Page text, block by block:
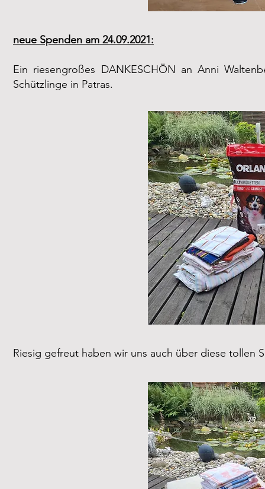
neue Spenden am 24.09.2021:
Ein riesengroßes DANKESCHÖN an Anni
Schützlinge in Patras.
Riesig gefreut haben wir uns auch über diese tollen